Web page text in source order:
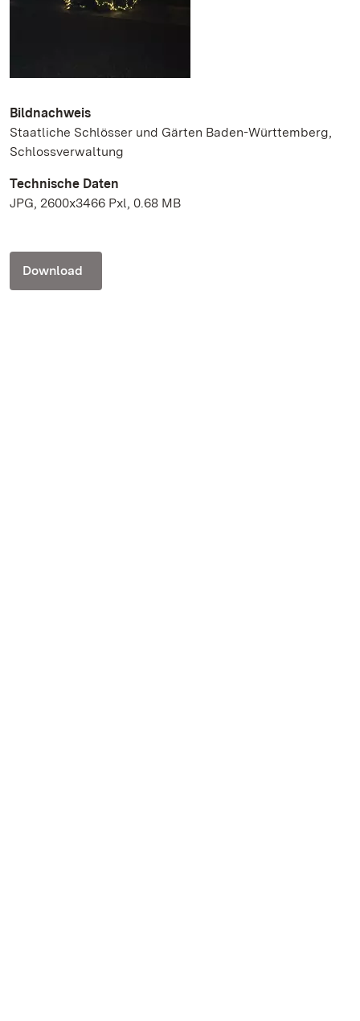
Bildnachweis
Staatliche Schlösser und Gärten Baden-Württemberg,
Schlossverwaltung
Technische Daten
JPG, 2600x3466 Pxl, 0.68 MB
Download